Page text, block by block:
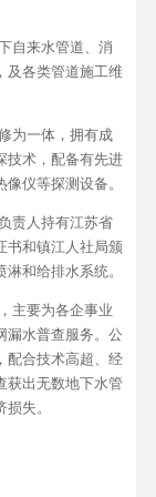
自来水管道、消
及各类管道施工维
为一体，拥有成
技术，配备有先进
仪等探测设备。
责人持有江苏省
书和镇江人社局颁
和给排水系统。
主要为各企事业
漏水普查服务。公
配合技术高超、经
获出无数地下水管
失。